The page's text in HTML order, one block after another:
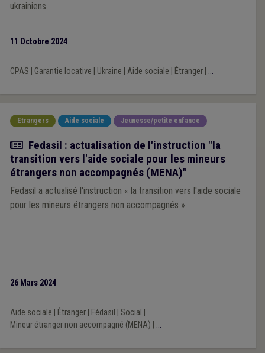
ukrainiens.
11 Octobre 2024
CPAS Garantie locative Ukraine Aide sociale Étranger| ...
Etrangers Aide sociale Jeunesse/petite enfance
Actualité
Fedasil : actualisation de l'instruction "la
transition vers l'aide sociale pour les mineurs
étrangers non accompagnés (MENA)"
Fedasil a actualisé l'instruction « la transition vers l'aide sociale
pour les mineurs étrangers non accompagnés ».
26 Mars 2024
Aide sociale Étranger| Fédasil Social
Mineur étranger non accompagné (MENA)
...